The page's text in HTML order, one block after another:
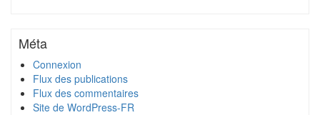
Méta
Connexion
Flux des publications
Flux des commentaires
Site de WordPress-FR